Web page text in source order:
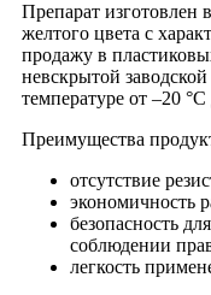
Препарат изготовлен
желтого цвета с
продажу в
невскрытой
температуре от –20
Преимущества
отсутствие
экономичность
безопасность
соблюдении
легкость